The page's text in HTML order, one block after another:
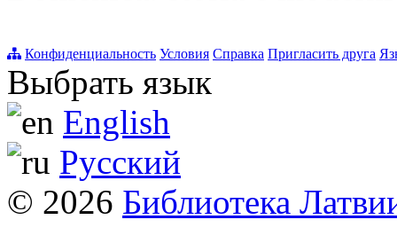
Конфиденциальность Условия Справка Пригласить друга
Выбрать язык
English
Русский
© 2026 Библиотека